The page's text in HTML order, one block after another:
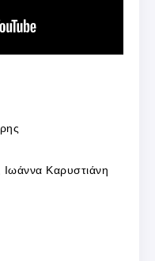
Καρυστιάνη